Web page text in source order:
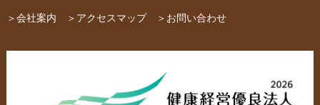
ペーパーレザーバッグ 米袋
＞会社案内 ＞アクセスマップ ＞お問い合わせ